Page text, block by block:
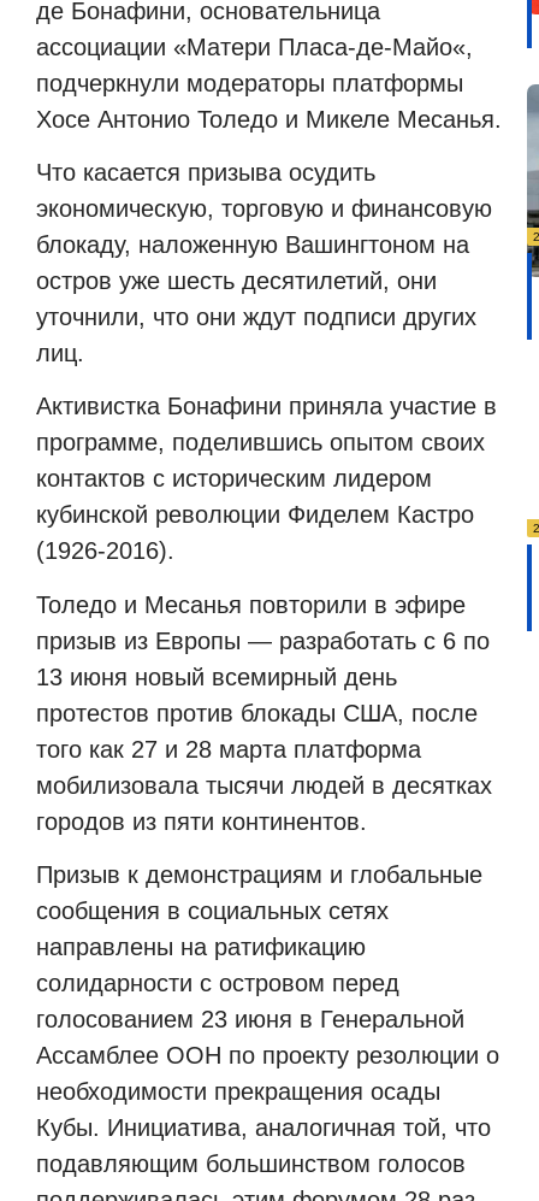
де Бонафини, основательница
ассоциации «Матери Пласа-де-Майо«,
подчеркнули модераторы платформы
Хосе Антонио Толедо и Микеле Месанья.
Что касается призыва осудить
экономическую, торговую и финансовую
блокаду, наложенную Вашингтоном на
остров уже шесть десятилетий, они
уточнили, что они ждут подписи других
лиц.
Активистка Бонафини приняла участие в
программе, поделившись опытом своих
контактов с историческим лидером
кубинской революции Фиделем Кастро
(1926-2016).
Толедо и Месанья повторили в эфире
призыв из Европы — разработать с 6 по
13 июня новый всемирный день
протестов против блокады США, после
того как 27 и 28 марта платформа
мобилизовала тысячи людей в десятках
городов из пяти континентов.
Призыв к демонстрациям и глобальные
сообщения в социальных сетях
направлены на ратификацию
солидарности с островом перед
голосованием 23 июня в Генеральной
Ассамблее ООН по проекту резолюции о
необходимости прекращения осады
Кубы. Инициатива, аналогичная той, что
подавляющим большинством голосов